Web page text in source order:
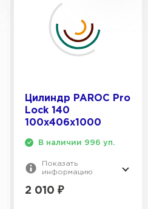
Цилиндр PAROC Pro
Lock 140
100х406х1000
В наличии 996 уп.
Показать
информацию
2 010 ₽
Неман
панели
Baswool